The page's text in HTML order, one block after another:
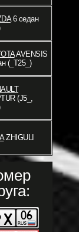
6 седан
AVENSIS
(_T25_)
(J5_,
ZHIGULI